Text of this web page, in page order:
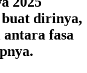
dirinya,
fasa